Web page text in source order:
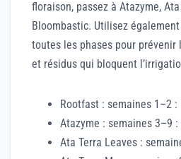
floraison, passez à Atazyme,
Bloombastic. Utilisez
toutes les phases pour prévenir
et résidus qui bloquent
Rootfast : semaines 1–2 :
Atazyme : semaines 3–9 :
Ata Terra Leaves :